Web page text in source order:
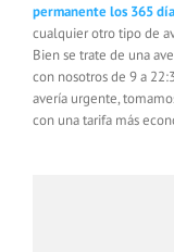
permanente los 365
cualquier otro tipo de
Bien se trate de una
con nosotros de 9 a
avería urgente,
con una tarifa más